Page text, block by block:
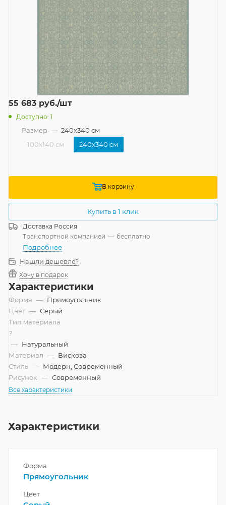
55 683 руб./шт
Доступно: 1
Размер — 240x340 см
100x140 см
240x340 см
В корзину
Купить в 1 клик
Доставка Россия
Транспортной компанией — бесплатно
Подробнее
Нашли дешевле?
Хочу в подарок
Характеристики
Форма — Прямоугольник
Цвет — Серый
Тип материала
?
— Натуральный
Материал — Вискоза
Стиль — Модерн, Современный
Рисунок — Современный
Все характеристики
Характеристики
Форма
Прямоугольник
Цвет